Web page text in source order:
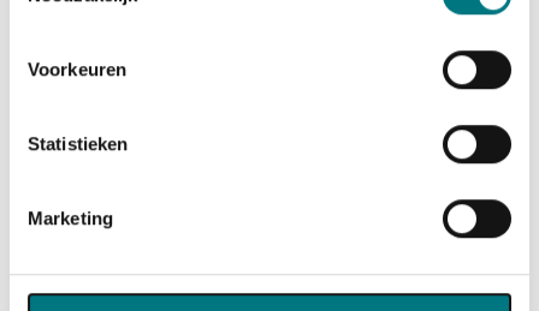
Voorkeuren
Statistieken
Marketing
In onze showroom vindt u nu al de Highlife Aria en